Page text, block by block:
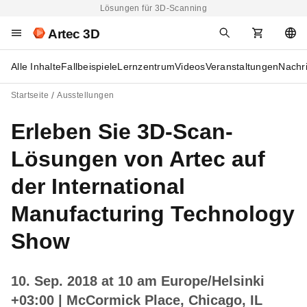
Lösungen für 3D-Scanning
Artec 3D
Alle InhalteFallbeispieleLernzentrumVideosVeranstaltungen
Startseite Ausstellungen
Erleben Sie 3D-Scan-
Lösungen von Artec auf
der International
Manufacturing Technology
Show
10. Sep. 2018 at 10 am Europe/Helsinki
+03:00
| McCormick Place, Chicago, IL